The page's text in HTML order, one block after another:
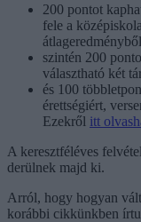
200 pontot
fele a
szintén 200
választható két
és 100
érettségiért,
Ezekről itt
A keresztféléves
derülnek majd ki.
Arról, hogy hogyan
korábbi cikkünkben